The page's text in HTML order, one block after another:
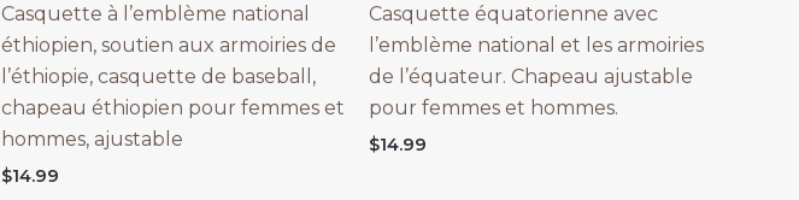
Casquette à l’emblème national
éthiopien, soutien aux armoiries de
l’éthiopie, casquette de baseball,
chapeau éthiopien pour femmes et
hommes, ajustable
$14.99
Casquette équatorienne avec
l’emblème national et les armoiries
de l’équateur. Chapeau ajustable
pour femmes et hommes.
$14.99